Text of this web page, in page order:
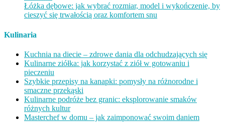
Łóżka dębowe: jak wybrać rozmiar, model i wykończenie, by
cieszyć się trwałością oraz komfortem snu
Kulinaria
Kuchnia na diecie – zdrowe dania dla odchudzających się
Kulinarne ziółka: jak korzystać z ziół w gotowaniu i
pieczeniu
Szybkie przepisy na kanapki: pomysły na różnorodne i
smaczne przekąski
Kulinarne podróże bez granic: eksplorowanie smaków
różnych kultur
Masterchef w domu – jak zaimponować swoim daniem